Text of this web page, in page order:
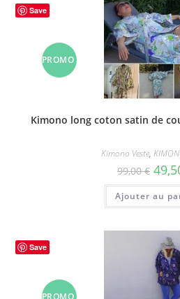
Save
PROMO
Kimono long coton satin de
Kimono Veste,
99,00€ Le
prix
initial
était :
99,00
Ajouter au
Save
PROMO